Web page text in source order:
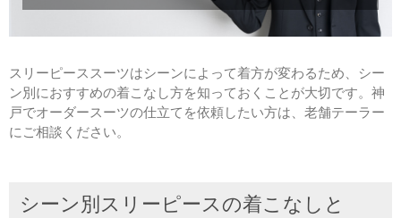
スリーピーススーツはシーンによって着方が変わるため、シー
ン別におすすめの着こなし方を知っておくことが大切です。神
戸でオーダースーツの仕立てを依頼したい方は、老舗テーラー
にご相談ください。
シーン別スリーピースの着こなしと